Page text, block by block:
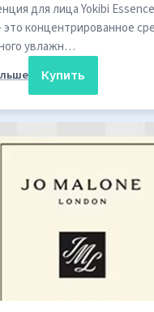
для лица Yokibi
это концентрированное
увлажн…
Купить